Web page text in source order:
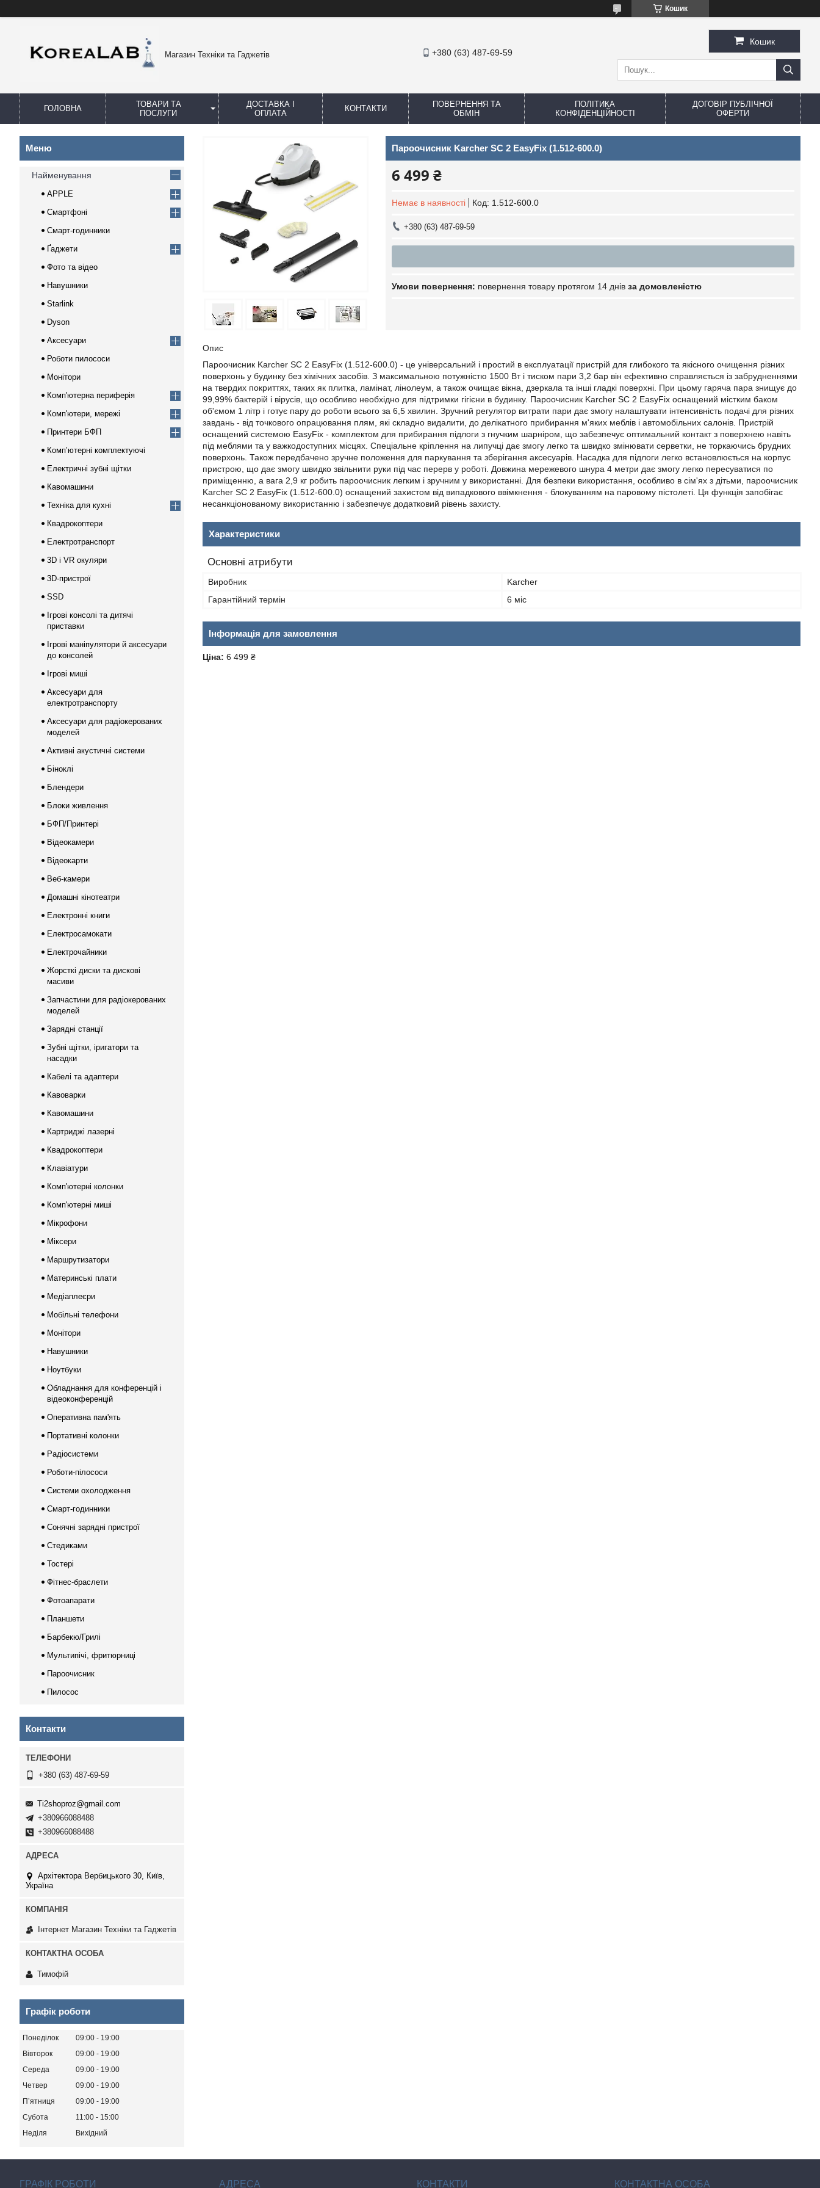
Кошик
Магазин Техніки та Гаджетів +380 (63) 487-69-59
Кошик
ГОЛОВНА
ТОВАРИ ТА
ПОСЛУГИ
ДОСТАВКА І
ОПЛАТА
КОНТАКТИ
ПОВЕРНЕННЯ ТА
ОБМІН
ПОЛІТИКА
КОНФІДЕНЦІЙНОСТІ
ДОГОВІР ПУБЛІЧНОЇ
ОФЕРТИ
Пароочисник Karcher SC 2 EasyFix (1.512-600.0)
6 499 ₴
Немає в наявності Код: 1.512-600.0
+380 (63) 487-69-59
повернення товару протягом 14 днів за домовленістю
Опис
Пароочисник Karcher SC 2 EasyFix (1.512-600.0) - це універсальний і простий в експлуатації пристрій для глибокого та якісного очищення різних
поверхонь у будинку без хімічних засобів. З максимальною потужністю 1500 Вт і тиском пари 3,2 бар він ефективно справляється із забрудненнями
на твердих покриттях, таких як плитка, ламінат, лінолеум, а також очищає вікна, дзеркала та інші гладкі поверхні. При цьому гаряча пара знищує до
99,99% бактерій і вірусів, що особливо необхідно для підтримки гігієни в будинку. Пароочисник Karcher SC 2 EasyFix оснащений містким баком
об'ємом 1 літр і готує пару до роботи всього за 6,5 хвилин. Зручний регулятор витрати пари дає змогу налаштувати інтенсивність подачі для різних
завдань - від точкового опрацювання плям, які складно видалити, до делікатного прибирання м'яких меблів і автомобільних салонів. Пристрій
оснащений системою EasyFix - комплектом для прибирання підлоги з гнучким шарніром, що забезпечує оптимальний контакт з поверхнею навіть
під меблями та у важкодоступних місцях. Спеціальне кріплення на липучці дає змогу легко та швидко змінювати серветки, не торкаючись брудних
поверхонь. Також передбачено зручне положення для паркування та зберігання аксесуарів. Насадка для підлоги легко встановлюється на корпус
пристрою, що дає змогу швидко звільнити руки під час перерв у роботі. Довжина мережевого шнура 4 метри дає змогу легко пересуватися по
приміщенню, а вага 2,9 кг робить пароочисник легким і зручним у використанні. Для безпеки використання, особливо в сім'ях з дітьми, пароочисник
Karcher SC 2 EasyFix (1.512-600.0) оснащений захистом від випадкового ввімкнення - блокуванням на паровому пістолеті. Ця функція запобігає
несанкціонованому використанню і забезпечує додатковий рівень захисту.
Характеристики
Основні атрибути
Виробник
Karcher
Гарантійний термін
6 міс
Інформація для замовлення
Ціна: 6 499 ₴
Найменування
APPLE
Смартфоні
Смарт-годинники
Ґаджети
Фото та відео
Навушники
Starlink
Dyson
Аксесуари
Роботи пилососи
Монітори
Комп'ютерна периферія
Комп'ютери, мережі
Принтери БФП
Компʼютерні комплектуючі
Електричні зубні щітки
Кавомашини
Техніка для кухні
Квадрокоптери
Електротранспорт
3D і VR окуляри
3D-пристрої
SSD
Ігрові консолі та дитячі
приставки
Ігрові маніпулятори й аксесуари
до консолей
Ігрові миші
Аксесуари для
електротранспорту
Аксесуари для радіокерованих
моделей
Активні акустичні системи
Біноклі
Блендери
Блоки живлення
БФП/Принтері
Відеокамери
Відеокарти
Веб-камери
Домашні кінотеатри
Електронні книги
Електросамокати
Електрочайники
Жорсткі диски та дискові
масиви
Запчастини для радіокерованих
моделей
Зарядні станції
Зубні щітки, іригатори та
насадки
Кабелі та адаптери
Кавоварки
Кавомашини
Картриджі лазерні
Квадрокоптери
Клавіатури
Комп'ютерні колонки
Комп'ютерні миші
Мікрофони
Міксери
Маршрутизатори
Материнські плати
Медіаплеєри
Мобільні телефони
Монітори
Навушники
Ноутбуки
Обладнання для конференцій і
відеоконференцій
Оперативна пам'ять
Портативні колонки
Радіосистеми
Роботи-пілососи
Системи охолодження
Смарт-годинники
Сонячні зарядні пристрої
Стедиками
Тостері
Фітнес-браслети
Фотоапарати
Планшети
Барбекю/Грилі
Мультипічі, фритюрниці
Пароочисник
Пилосос
Контакти
+380 (63) 487-69-59
Ti2shoproz@gmail.com
+380966088488
+380966088488
Архітектора Вербицького 30, Київ,
Україна
Інтернет Магазин Техніки та Гаджетів
Тимофій
Графік роботи
Понеділок 09:00
19:00
Вівторок
09:00
19:00
Середа
09:00
19:00
Четвер
09:00
19:00
Пʼятниця
09:00
19:00
Субота
11:00
15:00
Неділя
Вихідний
ГРАФІК РОБОТИ